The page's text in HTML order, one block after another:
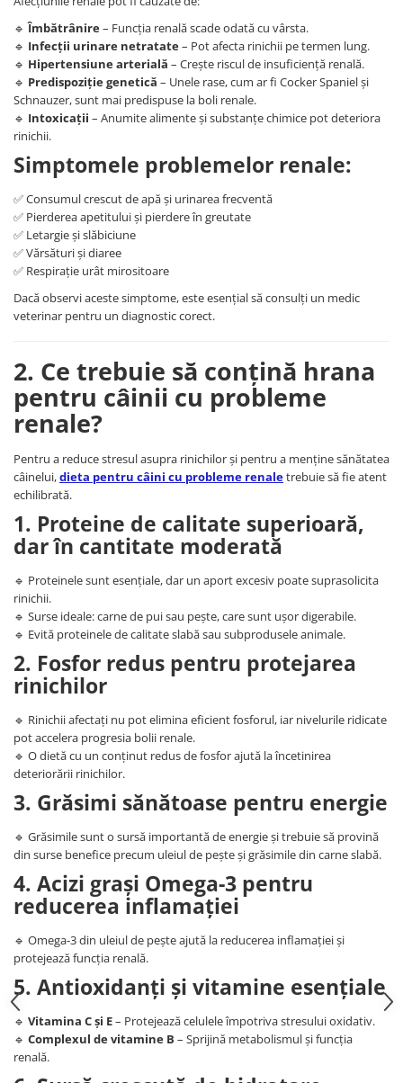
🔹Îmbătrânire– Funcția renală scade odată cu vârsta.
🔹 Infecții urinare netratate– Pot afecta rinichii pe termen lung.
🔹 Hipertensiune arterială – Crește riscul de insuficiență renală.
🔹 Predispoziție genetică – Unele rase, cum ar fi Cocker Spaniel și
Schnauzer, sunt mai predispuse la boli renale.
🔹 Intoxicații – Anumite alimente și substanțe chimice pot deteriora
rinichii.
Simptomele problemelor renale:
✅ Consumul crescut de apă și urinarea frecventă
✅ Pierderea apetitului și pierdere în greutate
✅ Letargie și slăbiciune
✅ Vărsături și diaree
✅ Respirație urât mirositoare
Dacă observi aceste simptome, este esențial să consulți un medic
veterinar pentru un diagnostic corect.
2. Ce trebuie să conțină hrana
pentru câinii cu probleme
renale?
Pentru a reduce stresul asupra rinichilor și pentru a menține sănătatea
câinelui,dieta pentru câini cu probleme renaletrebuie să fie atent
echilibrată.
1. Proteine de calitate superioară,
dar în cantitate moderată
🔹 Proteinele sunt esențiale, dar un aport excesiv poate suprasolicita
rinichii.
🔹 Surse ideale: carne de pui sau pește, care sunt ușor digerabile.
🔹 Evită proteinele de calitate slabă sau subprodusele animale.
2. Fosfor redus pentru protejarea
rinichilor
🔹 Rinichii afectați nu pot elimina eficient fosforul, iar nivelurile ridicate
pot accelera progresia bolii renale.
🔹 O dietă cu un conținut redus de fosfor ajută la încetinirea
deteriorării rinichilor.
3. Grăsimi sănătoase pentru energie
🔹 Grăsimile sunt o sursă importantă de energie și trebuie să provină
din surse benefice precum uleiul de pește și grăsimile din carne slabă.
4. Acizi grași Omega-3 pentru
reducerea inflamației
🔹 Omega-3 din uleiul de pește ajută la reducerea inflamației și
protejează funcția renală.
5. Antioxidanți și vitamine esențiale
🔹 Vitamina C și E– Protejează celulele împotriva stresului oxidativ.
🔹 Complexul de vitamine B – Sprijină metabolismul și funcția
renală.